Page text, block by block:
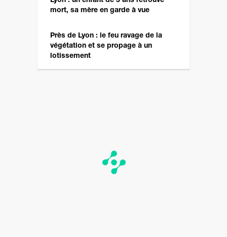
mort, sa mère en garde à vue
Près de Lyon : le feu ravage de la
végétation et se propage à un
lotissement